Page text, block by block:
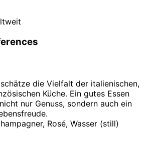
die Vielfalt der italienischen,
Küche. Ein gutes Essen
nur Genuss, sondern auch ein
Rosé, Wasser (still)